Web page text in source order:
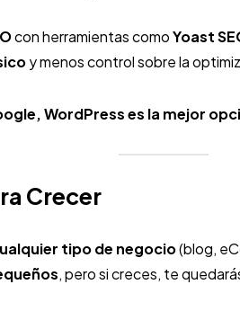
con herramientas comoYoast
y menos control sobre la
WordPress es la mejor
Crecer
tipo de negocio(blog,
, pero si creces, te